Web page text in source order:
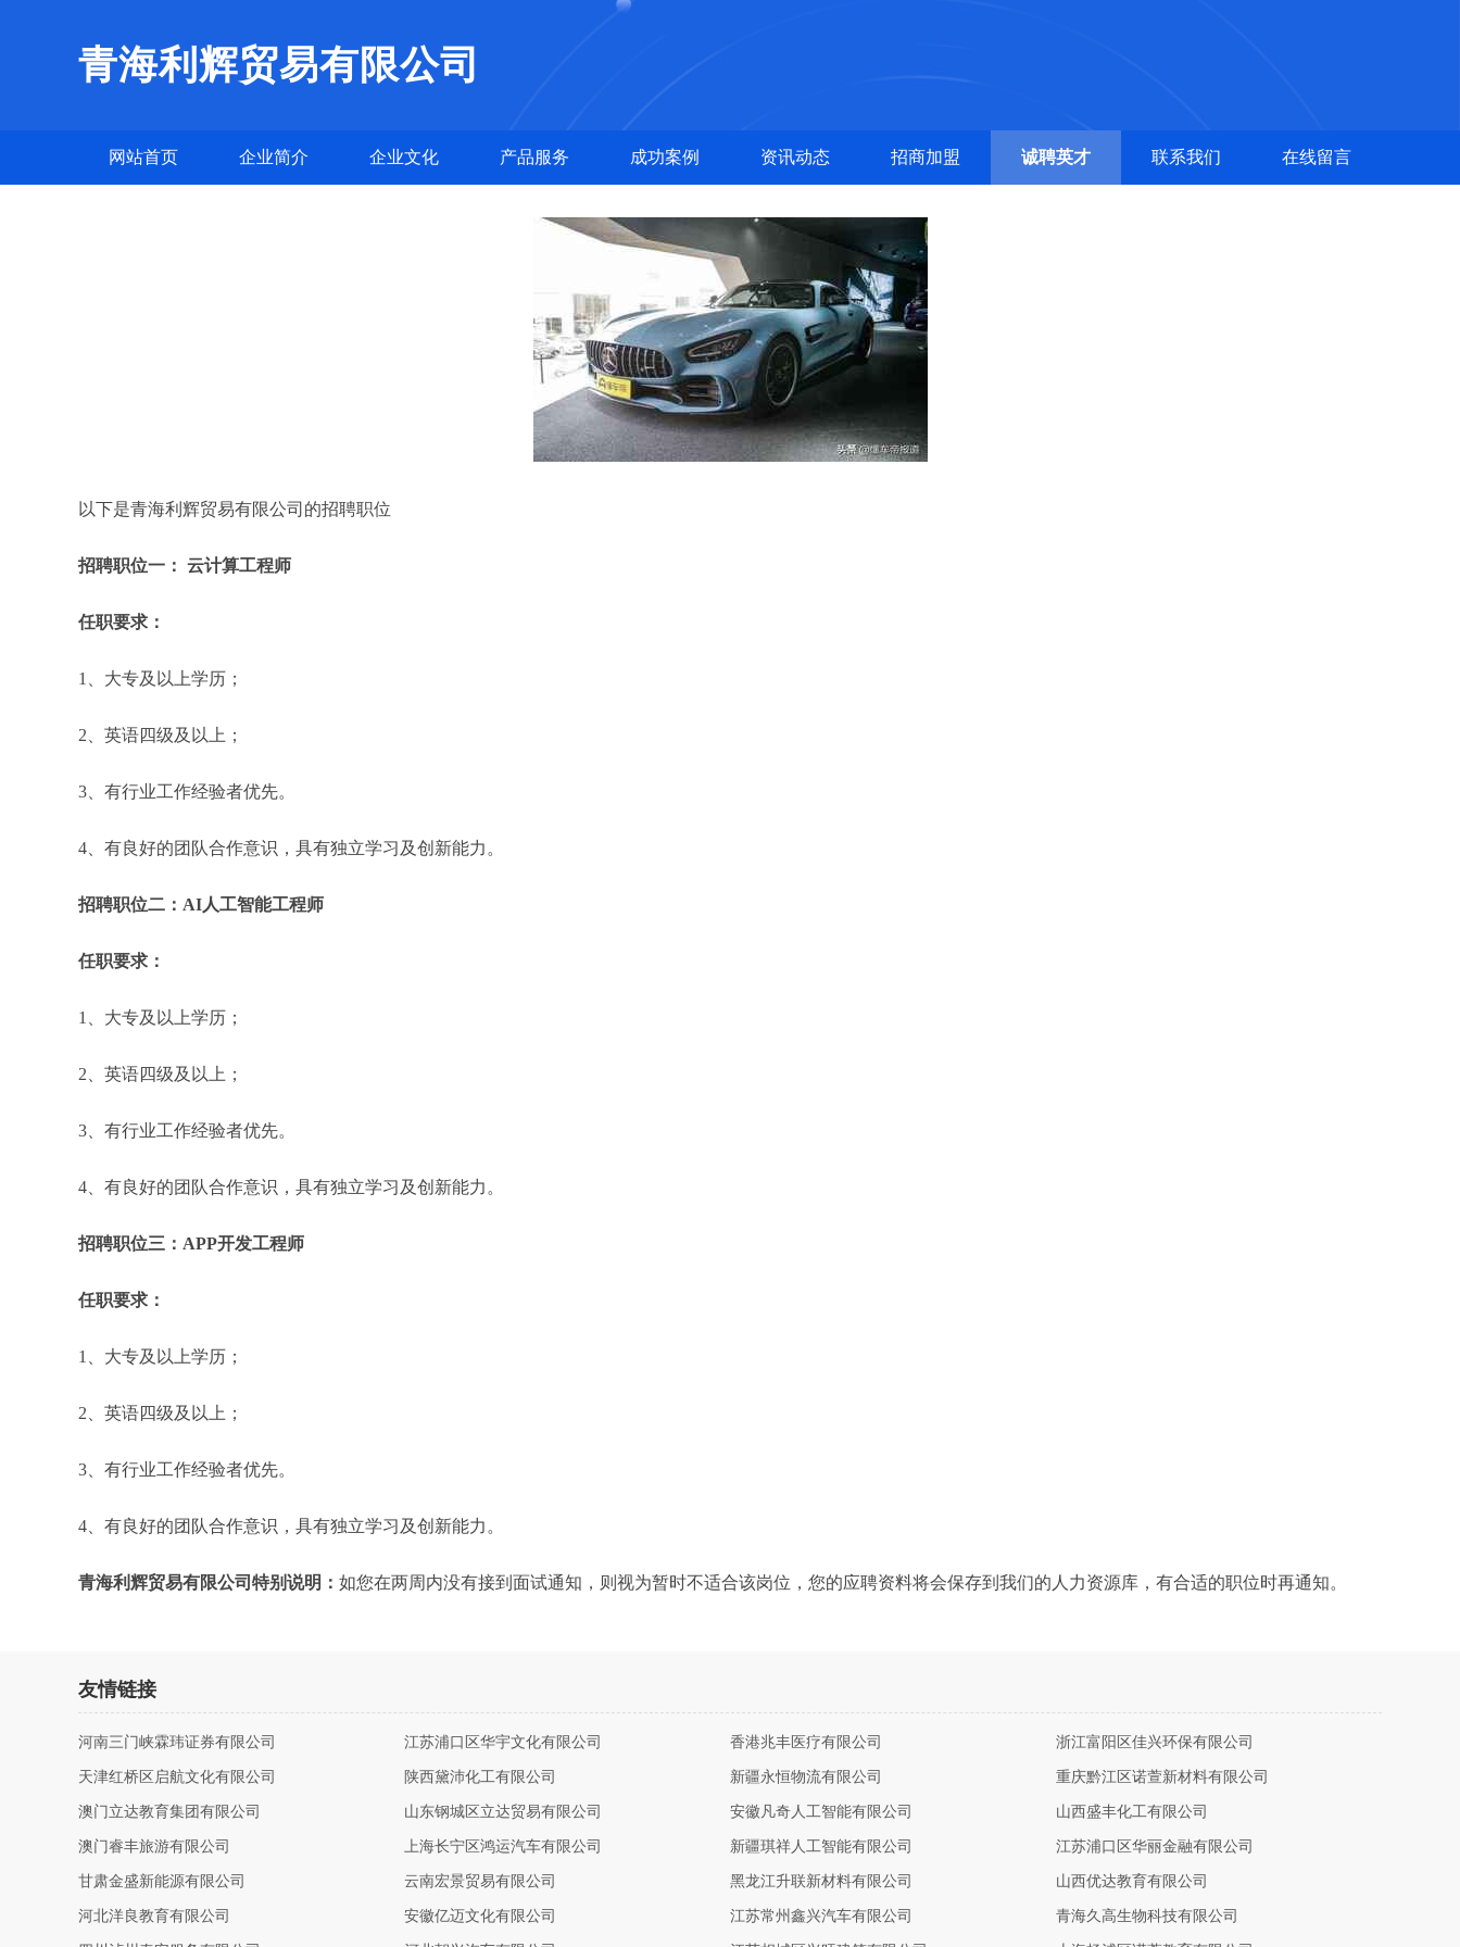
青海利辉贸易有限公司
网站首页 企业简介 企业文化 产品服务 成功案例 资讯动态 招商加盟 诚聘英才 联系我们 在线留言
以下是青海利辉贸易有限公司的招聘职位
招聘职位一： 云计算工程师
任职要求：
1、大专及以上学历；
2、英语四级及以上；
3、有行业工作经验者优先。
4、有良好的团队合作意识，具有独立学习及创新能力。
招聘职位二：AI人工智能工程师
任职要求：
1、大专及以上学历；
2、英语四级及以上；
3、有行业工作经验者优先。
4、有良好的团队合作意识，具有独立学习及创新能力。
招聘职位三：APP开发工程师
任职要求：
1、大专及以上学历；
2、英语四级及以上；
3、有行业工作经验者优先。
4、有良好的团队合作意识，具有独立学习及创新能力。
青海利辉贸易有限公司特别说明： 如您在两周内没有接到面试通知，则视为暂时不适合该岗位，您的应聘资料将会保存到我们的人力资源库，有合适的职位时再通知。
友情链接
河南三门峡霖玮证券有限公司 江苏浦口区华宇文化有限公司 香港兆丰医疗有限公司 浙江富阳区佳兴环保有限公司
天津红桥区启航文化有限公司 陕西黛沛化工有限公司 新疆永恒物流有限公司 重庆黔江区诺萱新材料有限公司
澳门立达教育集团有限公司 山东钢城区立达贸易有限公司 安徽凡奇人工智能有限公司 山西盛丰化工有限公司
澳门睿丰旅游有限公司 上海长宁区鸿运汽车有限公司 新疆琪祥人工智能有限公司 江苏浦口区华丽金融有限公司
甘肃金盛新能源有限公司 云南宏景贸易有限公司 黑龙江升联新材料有限公司 山西优达教育有限公司
河北洋良教育有限公司 安徽亿迈文化有限公司 江苏常州鑫兴汽车有限公司 青海久高生物科技有限公司